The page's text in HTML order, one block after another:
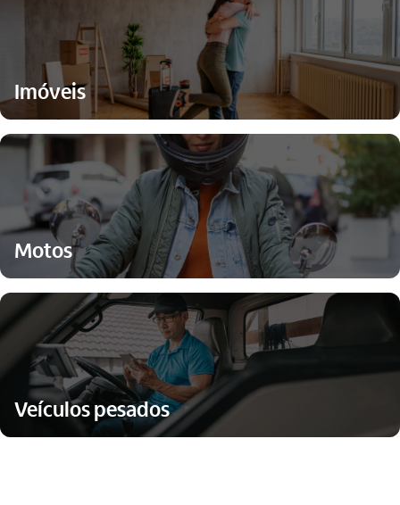
Imóveis
Motos
Veículos pesados